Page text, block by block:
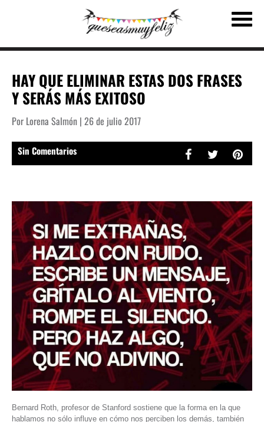
HAY QUE ELIMINAR ESTAS DOS FRASES
Y SERÁS MÁS EXITOSO
Por Lorena Salmón | 26 de julio 2017
Sin Comentarios
Bernard Roth, profesor de Stanford sostiene que la forma en la que
hablamos no sólo influye en cómo nos perciben los demás, también